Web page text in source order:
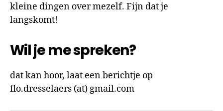
kleine dingen over mezelf. Fijn dat je
langskomt!
Wil je me spreken?
dat kan hoor, laat een berichtje op
flo.dresselaers (at) gmail.com